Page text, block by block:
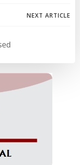
NEXT ARTICLE